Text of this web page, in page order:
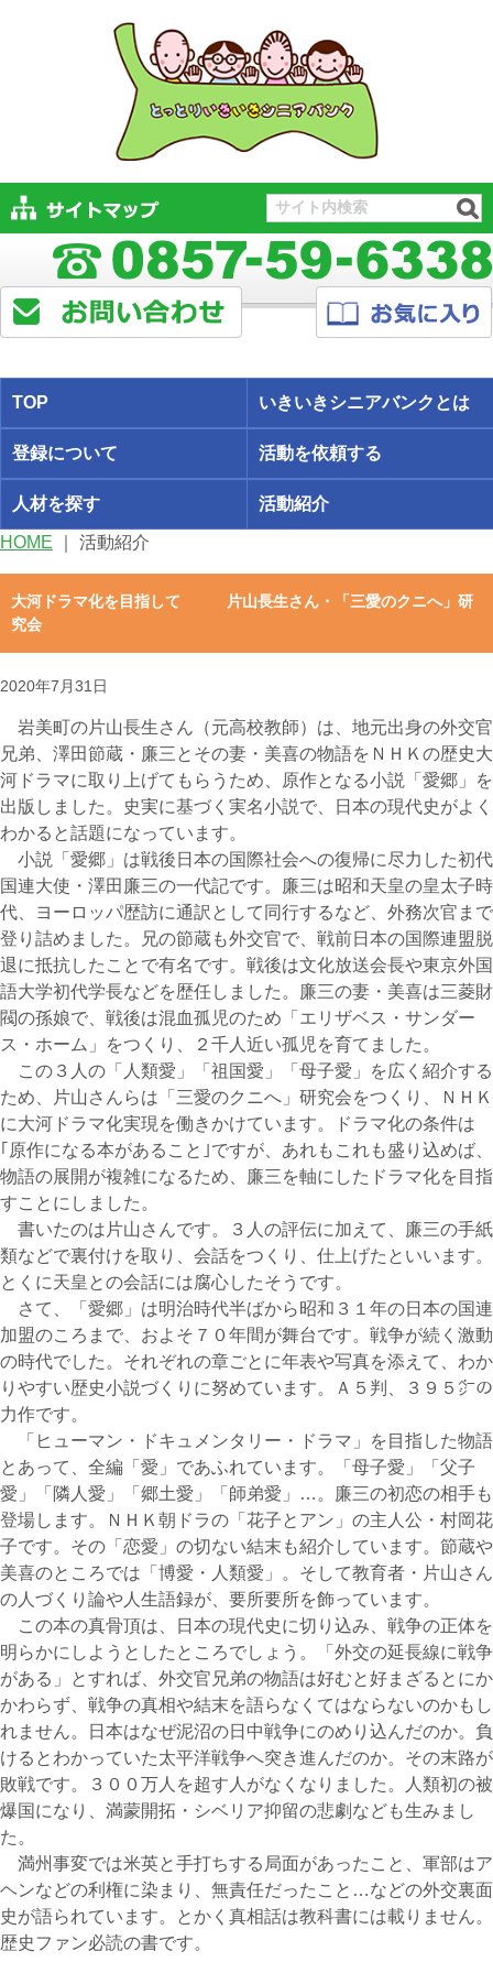
TOP いきいきシニアバンクとは
登録について 活動を依頼する
人材を探す 活動紹介
HOME 活動紹介
大河ドラマ化を目指して 片山長生さん・「三愛のクニへ」研
究会
2020年7月31日
岩美町の片山長生さん（元高校教師）は、地元出身の外交官
兄弟、澤田節蔵・廉三とその妻・美喜の物語をＮＨＫの歴史大
河ドラマに取り上げてもらうため、原作となる小説「愛郷」を
出版しました。史実に基づく実名小説で、日本の現代史がよく
わかると話題になっています。
小説「愛郷」は戦後日本の国際社会への復帰に尽力した初代
国連大使・澤田廉三の一代記です。廉三は昭和天皇の皇太子時
代、ヨーロッパ歴訪に通訳として同行するなど、外務次官まで
登り詰めました。兄の節蔵も外交官で、戦前日本の国際連盟脱
退に抵抗したことで有名です。戦後は文化放送会長や東京外国
語大学初代学長などを歴任しました。廉三の妻・美喜は三菱財
閥の孫娘で、戦後は混血孤児のため「エリザベス・サンダー
ス・ホーム」をつくり、２千人近い孤児を育てました。
この３人の「人類愛」「祖国愛」「母子愛」を広く紹介する
ため、片山さんらは「三愛のクニへ」研究会をつくり、ＮＨＫ
に大河ドラマ化実現を働きかけています。ドラマ化の条件は
｢原作になる本があること｣ですが、あれもこれも盛り込めば、
物語の展開が複雑になるため、廉三を軸にしたドラマ化を目指
すことにしました。
書いたのは片山さんです。３人の評伝に加えて、廉三の手紙
類などで裏付けを取り、会話をつくり、仕上げたといいます。
とくに天皇との会話には腐心したそうです。
さて、「愛郷」は明治時代半ばから昭和３１年の日本の国連
加盟のころまで、およそ７０年間が舞台です。戦争が続く激動
の時代でした。それぞれの章ごとに年表や写真を添えて、わか
りやすい歴史小説づくりに努めています。Ａ５判、３９５㌻の
力作です。
「ヒューマン・ドキュメンタリー・ドラマ」を目指した物語
とあって、全編「愛」であふれています。「母子愛」「父子
愛」「隣人愛」「郷土愛」「師弟愛」…。廉三の初恋の相手も
登場します。ＮＨＫ朝ドラの「花子とアン」の主人公・村岡花
子です。その「恋愛」の切ない結末も紹介しています。節蔵や
美喜のところでは「博愛・人類愛」。そして教育者・片山さん
の人づくり論や人生語録が、要所要所を飾っています。
この本の真骨頂は、日本の現代史に切り込み、戦争の正体を
明らかにしようとしたところでしょう。「外交の延長線に戦争
がある」とすれば、外交官兄弟の物語は好むと好まざるとにか
かわらず、戦争の真相や結末を語らなくてはならないのかもし
れません。日本はなぜ泥沼の日中戦争にのめり込んだのか。負
けるとわかっていた太平洋戦争へ突き進んだのか。その末路が
敗戦です。３００万人を超す人がなくなりました。人類初の被
爆国になり、満蒙開拓・シベリア抑留の悲劇なども生みまし
た。
満州事変では米英と手打ちする局面があったこと、軍部はア
ヘンなどの利権に染まり、無責任だったこと…などの外交裏面
史が語られています。とかく真相話は教科書には載りません。
歴史ファン必読の書です。